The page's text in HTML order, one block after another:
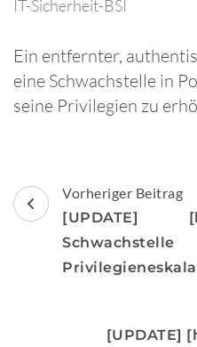
IT-Sicherheit-BSI
Ein entfernter,
eine Schwachstelle in
seine Privilegien zu
Vorheriger Beitrag
[UPDATE]
[UPDATE]